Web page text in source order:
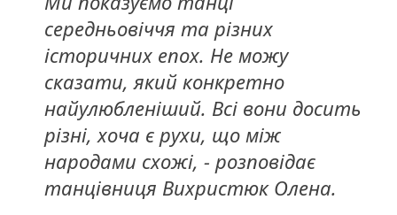
середньовіччя та різних
історичних епох. Не можу
сказати, який конкретно
найулюбленіший. Всі вони досить
різні, хоча є рухи, що між
народами схожі, - розповідає
танцівниця Вихристюк Олена.